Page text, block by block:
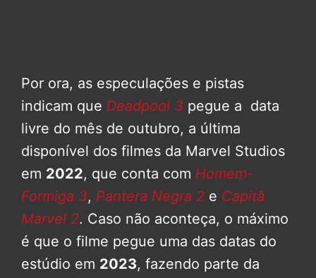
Por ora, as especulações e pistas
indicam que Deadpool 3 pegue a data
livre do mês de outubro, a última
disponível dos filmes da Marvel Studios
em 2022, que conta com Homem-
Formiga 3, Pantera Negra 2 e Capitã
Marvel 2. Caso não aconteça, o máximo
é que o filme pegue uma das datas do
estúdio em 2023, fazendo parte da